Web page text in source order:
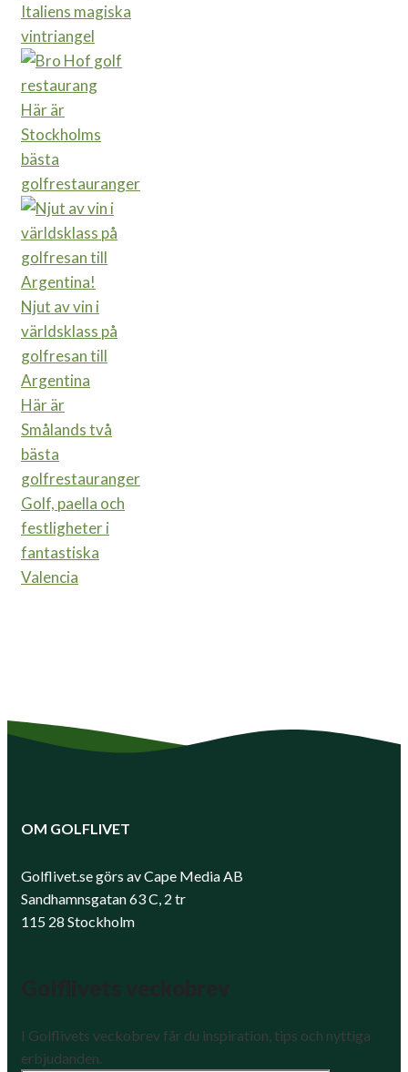
Italiens magiska
vintriangel
Här är
Stockholms
bästa
golfrestauranger
Njut av vin i
världsklass på
golfresan till
Argentina
Här är
Smålands två
bästa
golfrestauranger
Golf, paella och
festligheter i
fantastiska
Valencia
OM GOLFLIVET
Golflivet.se görs av Cape Media AB
Sandhamnsgatan 63 C, 2 tr
115 28 Stockholm
I Golflivets veckobrev får du inspiration, tips och nyttiga
erbjudanden.